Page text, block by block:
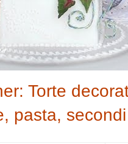
Torte
pasta,